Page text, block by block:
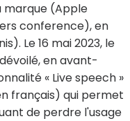
marque (Apple
conference), en
Le 16 mai 2023, le
en avant-
« Live speech »
français) qui permet
de perdre l'usage